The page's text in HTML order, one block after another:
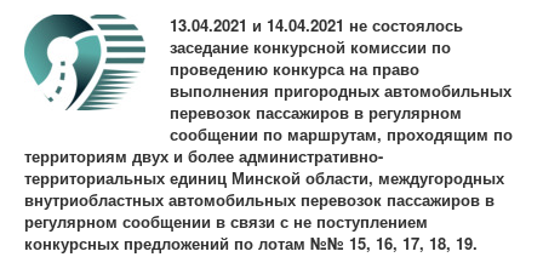
Контрольно-ревизорская служба
Карта сайта
13.04.2021 и 14.04.2021 не состоялось
заседание конкурсной комиссии по
проведению конкурса на право
выполнения пригородных автомобильных
перевозок пассажиров в регулярном
сообщении по маршрутам, проходящим по
территориям двух и более административно-
территориальных единиц Минской области, междугородных
внутриобластных автомобильных перевозок пассажиров в
регулярном сообщении в связи с не поступлением
конкурсных предложений по лотам №№ 15, 16, 17, 18, 19.